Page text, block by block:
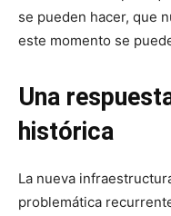
se pueden hacer, que
este momento se
Una
histórica
La nueva
problemática